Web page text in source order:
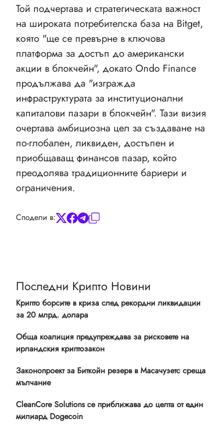
Той подчертава и стратегическата важност
на широката потребителска база на Bitget,
която "ще се превърне в ключова
платформа за достъп до американски
акции в блокчейн", докато Ondo Finance
продължава да "изгражда
инфраструктурата за институционални
капиталови пазари в блокчейн". Тази визия
очертава амбициозна цел за създаване на
по-глобален, ликвиден, достъпен и
приобщаващ финансов пазар, който
преодолява традиционните бариери и
ограничения.
Сподели в:
Последни Крипто Новини
Крипто борсите в криза след рекордни ликвидации
за 20 млрд. долара
Обща коалиция предупреждава за рисковете на
ирландския криптозакон
Законопроект за Биткойн резерв в Масачузетс среща
мълчание
CleanCore Solutions се приближава до целта от един
милиард Dogecoin